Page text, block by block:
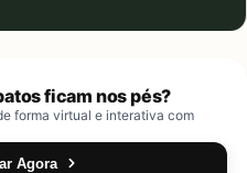
ficam nos pés?
forma virtual e interativa com
Agora